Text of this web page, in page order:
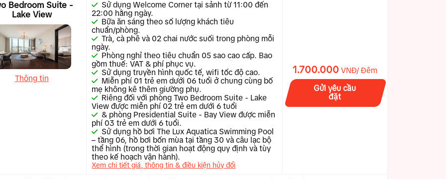
Bedroom Suite -
Lake View
Thông tin
Sử dụng Welcome Corner tại sảnh từ 11:00 đến
22:00 hằng ngày.
Bữa ăn sáng theo số lượng khách tiêu
chuẩn/phòng.
Trà, cà phê và 02 chai nước suối trong phòng mỗi
ngày.
Phòng nghỉ theo tiêu chuẩn 05 sao cao cấp. Bao
gồm thuế: VAT & phí phục vụ.
Sử dụng truyền hình quốc tế, wifi tốc độ cao.
Miễn phí 01 trẻ em dưới 06 tuổi ở chung cùng bố
mẹ không kê thêm giường phụ.
Riêng đối với phòng Two Bedroom Suite - Lake
View được miễn phí 02 trẻ em dưới 6 tuổi
& phòng Presidential Suite - Bay View được miễn
phí 03 trẻ em dưới 6 tuổi.
Sử dụng hồ bơi The Lux Aquatica Swimming Pool
– tầng 06, hồ bơi bốn mùa tại tầng 30 và câu lạc bộ
thể hình (trong thời gian hoạt động quy định và tùy
theo kế hoạch vận hành).
Xem chi tiết giá, thông tin & điều kiện hủy đổi
1.700.000VNĐ/ Đêm
Gửi yêu cầu
đặt